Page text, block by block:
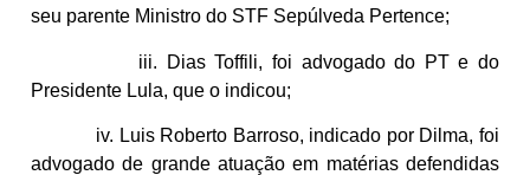
seu parente Ministro do STF Sepúlveda Pertence;
iii. Dias Toffili, foi advogado do PT e do
Presidente Lula, que o indicou;
iv. Luis Roberto Barroso, indicado por Dilma, foi
advogado de grande atuação em matérias defendidas